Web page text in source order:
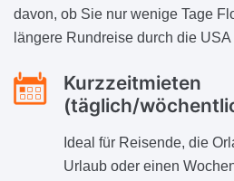
davon, ob Sie nur wenige Tage
längere Rundreise durch die USA
Kurzzeitmieten
(täglich/
Ideal für Reisende, die
Urlaub oder einen